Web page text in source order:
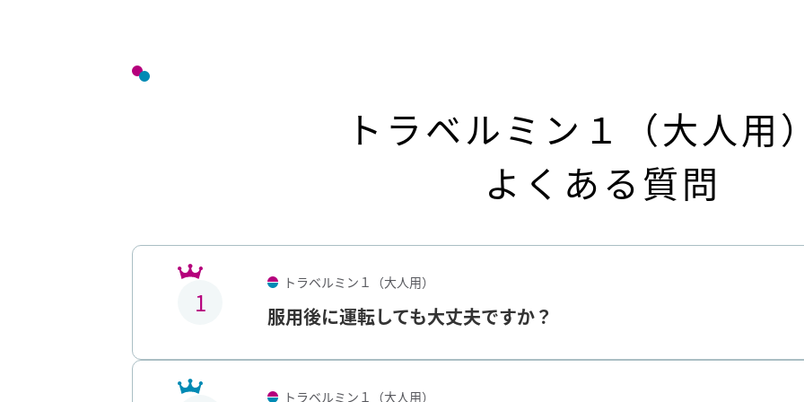
トラベルミン１（大人用
よくある質問
1
トラベルミン１（大人用）
服用後に運転しても大丈夫ですか？
トラベルミン１（大人用）